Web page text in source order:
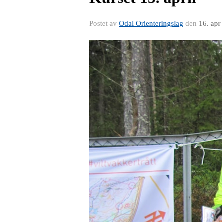
Postet av Odal Orienteringslag den 16.